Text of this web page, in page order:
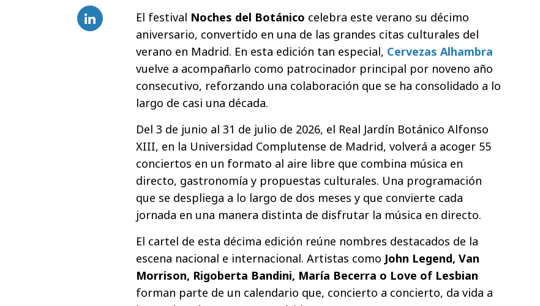
El festival Noches del Botánico celebra este verano su décimo
aniversario, convertido en una de las grandes citas culturales del
verano en Madrid. En esta edición tan especial, Cervezas Alhambra
vuelve a acompañarlo como patrocinador principal por noveno año
consecutivo, reforzando una colaboración que se ha consolidado a lo
largo de casi una década.
Del 3 de junio al 31 de julio de 2026, el Real Jardín Botánico Alfonso
XIII, en la Universidad Complutense de Madrid, volverá a acoger 55
conciertos en un formato al aire libre que combina música en
directo, gastronomía y propuestas culturales. Una programación
que se despliega a lo largo de dos meses y que convierte cada
jornada en una manera distinta de disfrutar la música en directo.
El cartel de esta décima edición reúne nombres destacados de la
escena nacional e internacional. Artistas como John Legend, Van
Morrison, Rigoberta Bandini, María Becerra o Love of Lesbian
forman parte de un calendario que, concierto a concierto, da vida a